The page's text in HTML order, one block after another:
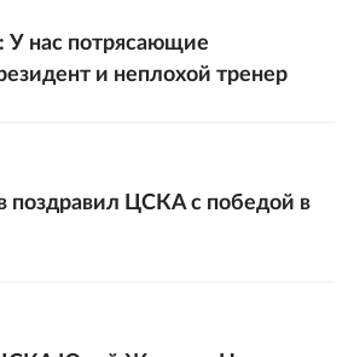
У нас потрясающие
и неплохой тренер
поздравил ЦСКА с победой в